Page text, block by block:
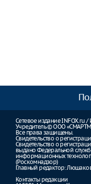
Сетевое издание INFOX.ru
Учредитель © ООО
Все права защищены.
Свидетельство о
Свидетельство о
выдано Федеральной
информационных
(Роскомнадзор)
Главный редактор:
Контакты редакции